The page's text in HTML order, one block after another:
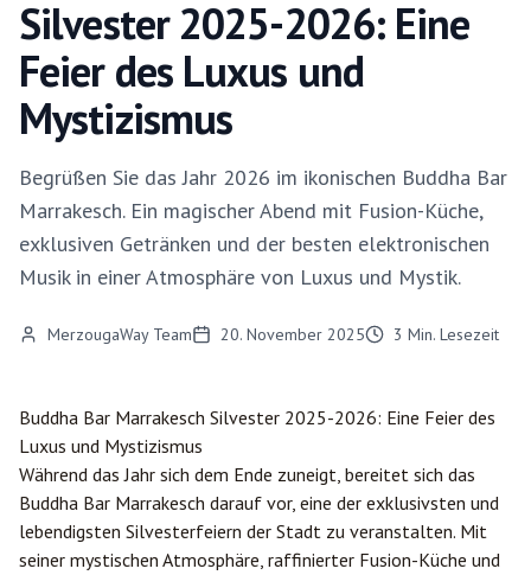
Silvester 2025-2026: Eine
Feier des Luxus und
Mystizismus
Begrüßen Sie das Jahr 2026 im ikonischen Buddha Bar
Marrakesch. Ein magischer Abend mit Fusion-Küche,
exklusiven Getränken und der besten elektronischen
Musik in einer Atmosphäre von Luxus und Mystik.
MerzougaWay Team 20. November 2025 3 Min. Lesezeit
Buddha Bar Marrakesch Silvester 2025-2026: Eine Feier des
Luxus und Mystizismus
Während das Jahr sich dem Ende zuneigt, bereitet sich das
Buddha Bar Marrakesch darauf vor, eine der exklusivsten und
lebendigsten Silvesterfeiern der Stadt zu veranstalten. Mit
seiner mystischen Atmosphäre, raffinierter Fusion-Küche und